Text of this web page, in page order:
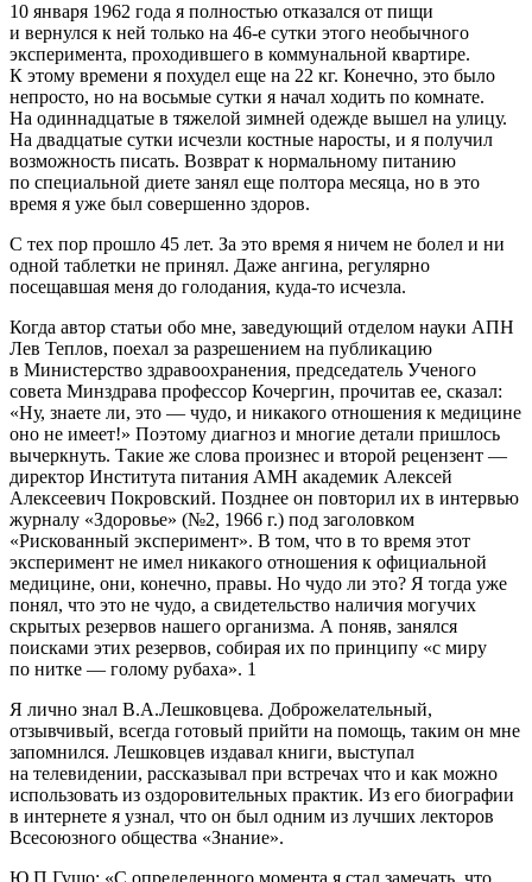
10 января 1962 года я полностью отказался от пищи
и вернулся к ней только на 46-е сутки этого необычного
эксперимента, проходившего в коммунальной квартире.
К этому времени я похудел еще на 22 кг. Конечно, это было
непросто, но на восьмые сутки я начал ходить по комнате.
На одиннадцатые в тяжелой зимней одежде вышел на улицу.
На двадцатые сутки исчезли костные наросты, и я получил
возможность писать. Возврат к нормальному питанию
по специальной диете занял еще полтора месяца, но в это
время я уже был совершенно здоров.
С тех пор прошло 45 лет. За это время я ничем не болел и ни
одной таблетки не принял. Даже ангина, регулярно
посещавшая меня до голодания, куда-то исчезла.
Когда автор статьи обо мне, заведующий отделом науки АПН
Лев Теплов, поехал за разрешением на публикацию
в Министерство здравоохранения, председатель Ученого
совета Минздрава профессор Кочергин, прочитав ее, сказал:
«Ну, знаете ли, это — чудо, и никакого отношения к медицине
оно не имеет!» Поэтому диагноз и многие детали пришлось
вычеркнуть. Такие же слова произнес и второй рецензент —
директор Института питания АМН академик Алексей
Алексеевич Покровский. Позднее он повторил их в интервью
журналу «Здоровье» (№2, 1966 г.) под заголовком
«Рискованный эксперимент». В том, что в то время этот
эксперимент не имел никакого отношения к официальной
медицине, они, конечно, правы. Но чудо ли это? Я тогда уже
понял, что это не чудо, а свидетельство наличия могучих
скрытых резервов нашего организма. А поняв, занялся
поисками этих резервов, собирая их по принципу «с миру
по нитке — голому рубаха». 1
Я лично знал В.А.Лешковцева. Доброжелательный,
отзывчивый, всегда готовый прийти на помощь, таким он мне
запомнился. Лешковцев издавал книги, выступал
на телевидении, рассказывал при встречах что и как можно
использовать из оздоровительных практик. Из его биографии
в интернете я узнал, что он был одним из лучших лекторов
Всесоюзного общества «Знание».